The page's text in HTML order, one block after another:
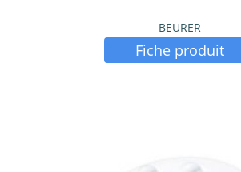
BEURER
Fiche produit